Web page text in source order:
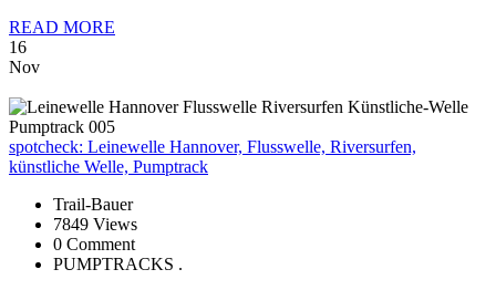
READ MORE
16
Nov
spotcheck: Leinewelle Hannover, Flusswelle, Riversurfen,
künstliche Welle, Pumptrack
Trail-Bauer
7849 Views
0 Comment
PUMPTRACKS .